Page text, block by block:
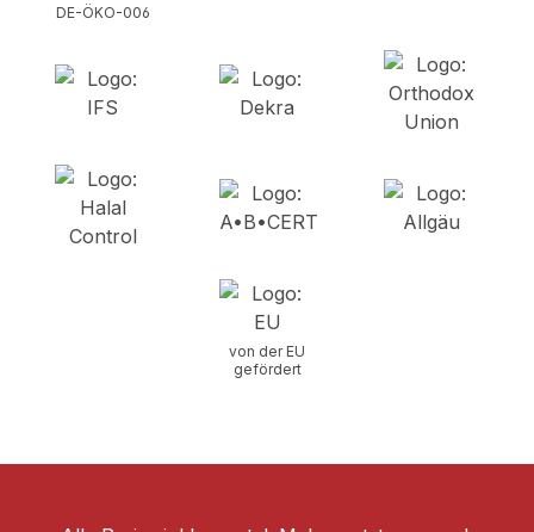
DE-ÖKO-006
von der EU
gefördert